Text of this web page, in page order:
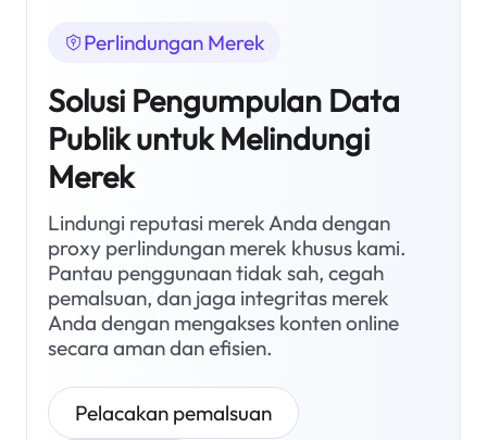
Perlindungan Merek
Solusi Pengumpulan Data
Publik untuk Melindungi
Merek
Lindungi reputasi merek Anda dengan
proxy perlindungan merek khusus kami.
Pantau penggunaan tidak sah, cegah
pemalsuan, dan jaga integritas merek
Anda dengan mengakses konten online
secara aman dan efisien.
Pelacakan pemalsuan